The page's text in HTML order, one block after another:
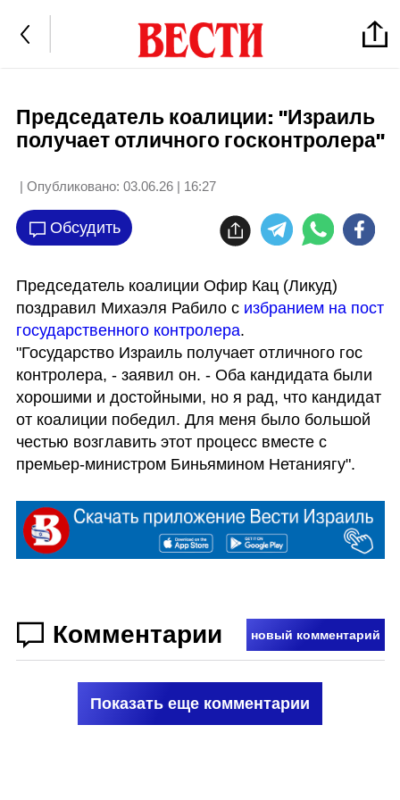
Председатель коалиции: "Израиль
получает отличного госконтролера"
| Опубликовано: 03.06.26 | 16:27
Обсудить
Председатель коалиции Офир Кац (Ликуд)
поздравил Михаэля Рабило с избранием на пост
государственного контролера.
"Государство Израиль получает отличного гос
контролера, - заявил он. - Оба кандидата были
хорошими и достойными, но я рад, что кандидат
от коалиции победил. Для меня было большой
честью возглавить этот процесс вместе с
премьер-министром Биньямином Нетаниягу".
Комментарии новый комментарий
Показать еще комментарии